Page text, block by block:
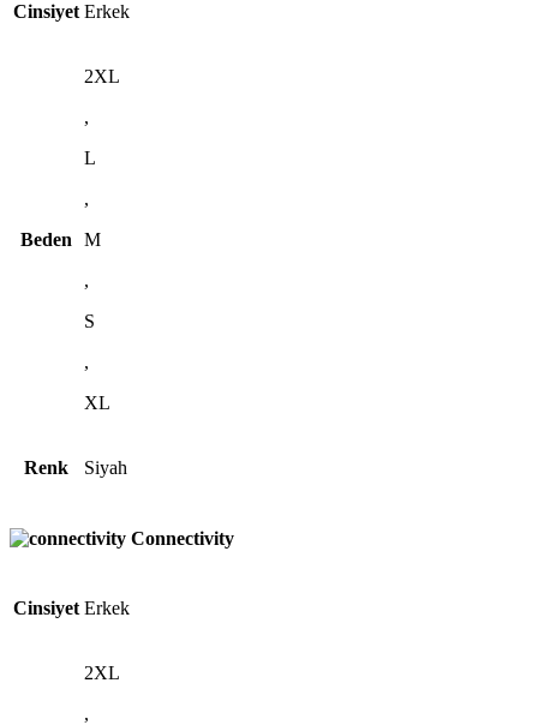
Cinsiyet Erkek
Beden
2XL
,
L
,
M
,
S
,
XL
Renk Siyah
Connectivity
Cinsiyet Erkek
2XL
,